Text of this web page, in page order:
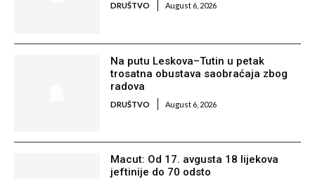
DRUŠTVO August 6, 2026
Na putu Leskova–Tutin u petak
trosatna obustava saobraćaja zbog
radova
DRUŠTVO August 6, 2026
Macut: Od 17. avgusta 18 lijekova
jeftinije do 70 odsto